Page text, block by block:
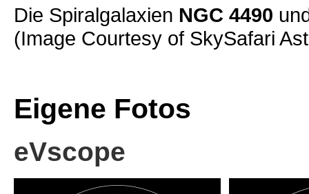
Die Spiralgalaxien NGC 4490
(Image Courtesy of SkySafari
Eigene Fotos
eVscope